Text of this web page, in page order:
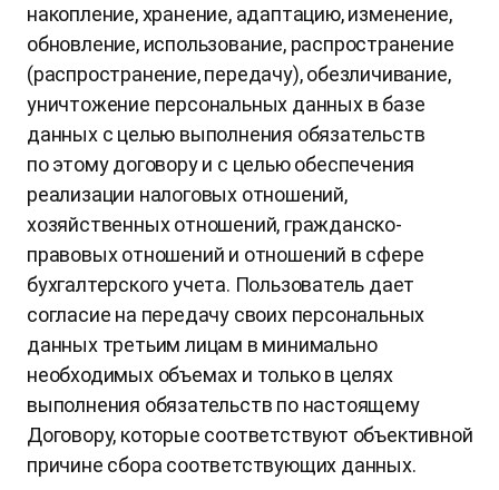
накопление, хранение, адаптацию, изменение,
обновление, использование, распространение
(распространение, передачу), обезличивание,
уничтожение персональных данных в базе
данных с целью выполнения обязательств
по этому договору и с целью обеспечения
реализации налоговых отношений,
хозяйственных отношений, гражданско-
правовых отношений и отношений в сфере
бухгалтерского учета. Пользователь дает
согласие на передачу своих персональных
данных третьим лицам в минимально
необходимых объемах и только в целях
выполнения обязательств по настоящему
Договору, которые соответствуют объективной
причине сбора соответствующих данных.